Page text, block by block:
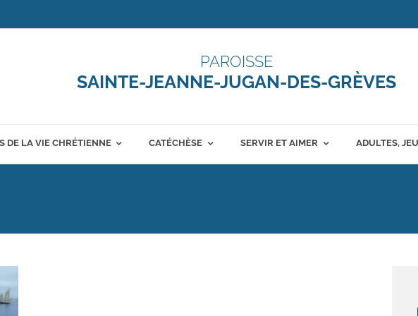
PAROISSE
SAINTE-JEANNE-JUGAN-DES-GRÈVES
DE LA VIE CHRÉTIENNE CATÉCHÈSE SERVIR ET AIMER ADULTES,